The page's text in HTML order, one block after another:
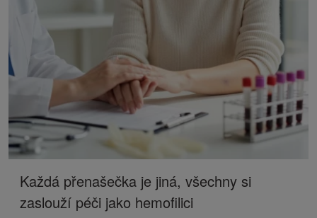
Každá přenašečka je jiná, všechny si
zaslouží péči jako hemofilici